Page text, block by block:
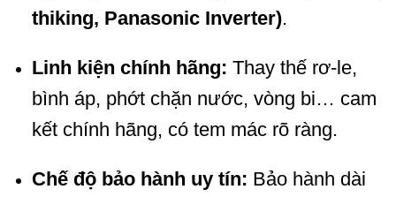
thiking, Panasonic Inverter).
Linh kiện chính hãng: Thay thế rơ-le,
bình áp, phớt chặn nước, vòng bi… cam
kết chính hãng, có tem mác rõ ràng.
Chế độ bảo hành uy tín: Bảo hành dài